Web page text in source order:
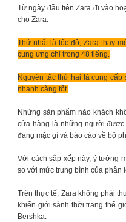
Từ ngày đầu tiên Zara đi vào
cho Zara.
Thứ nhất là tốc độ, Zara thay
cung ứng chỉ trong 48 tiếng.
Nguyên tắc thứ hai là cung
nhanh càng tốt.
Những sản phẩm nào khách
cửa hàng là những người được
đang mặc gì và báo cáo về bộ
Với cách sắp xếp này, ý tưởng
so với mức trung bình của phần
Trên thực tế, Zara không phải
khiến giới sành thời trang thế
Bershka.